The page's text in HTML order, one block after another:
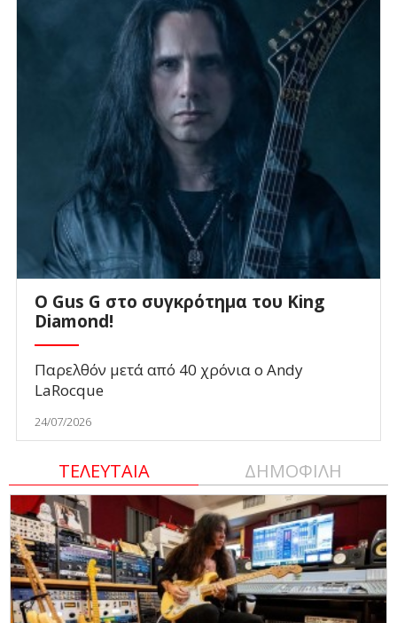
O Gus G στο συγκρότημα του King
Diamond!
Παρελθόν μετά από 40 χρόνια ο Andy
LaRocque
24/07/2026
ΤΕΛΕΥΤΑΙΑ ΔΗΜΟΦΙΛΗ